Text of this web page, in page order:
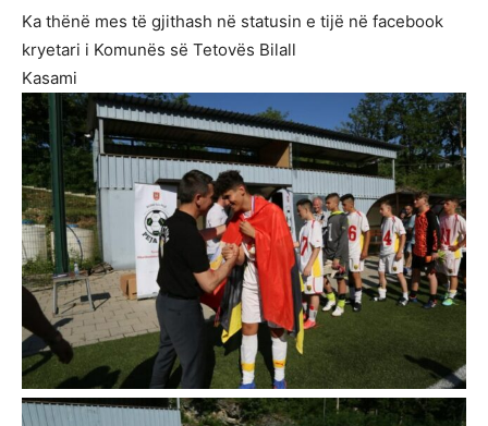
Ka thënë mes të gjithash në statusin e tijë në facebook
kryetari i Komunës së Tetovës Bilall
Kasami